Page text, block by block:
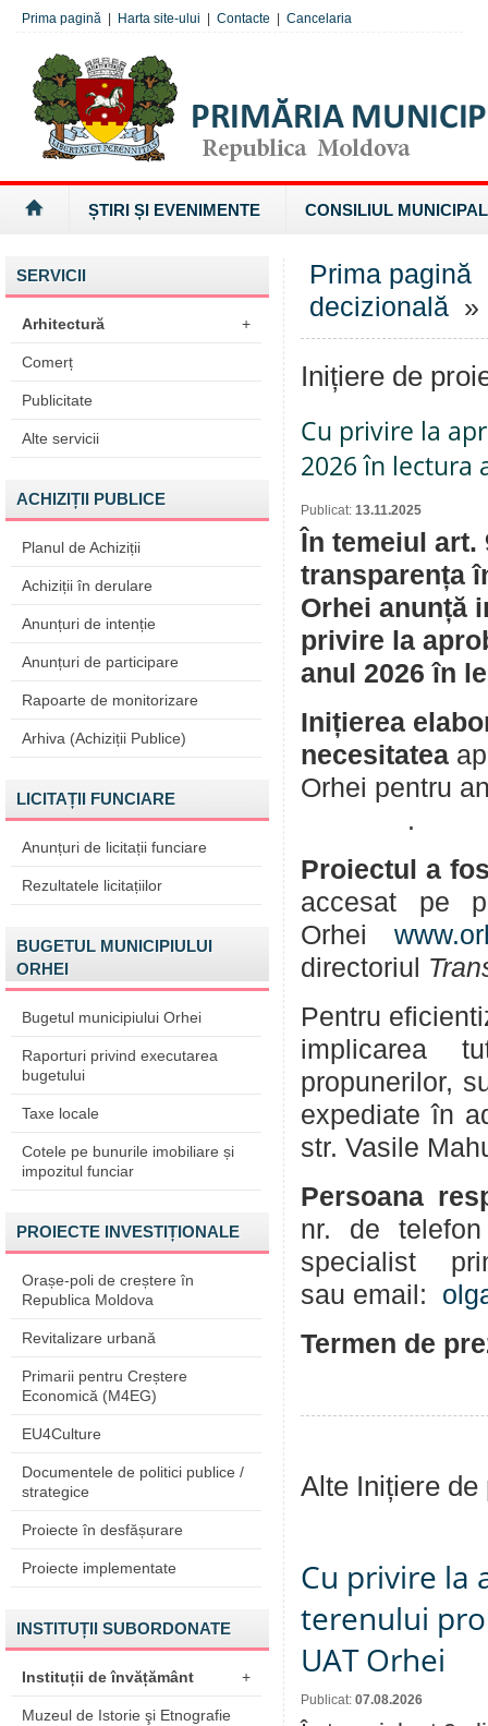
Prima pagină Harta site-ului Contacte Cancelaria
ȘTIRI ȘI EVENIMENTE CONSILIUL MUNICIPAL
SERVICII
Arhitectură +
Comerț
Publicitate
Alte servicii
ACHIZIȚII PUBLICE
Planul de Achiziții
Achiziții în derulare
Anunțuri de intenție
Anunțuri de participare
Rapoarte de monitorizare
Arhiva (Achiziții Publice)
LICITAȚII FUNCIARE
Anunțuri de licitații funciare
Rezultatele licitațiilor
BUGETUL MUNICIPIULUI
ORHEI
Bugetul municipiului Orhei
Raporturi privind executarea
bugetului
Taxe locale
Cotele pe bunurile imobiliare și
impozitul funciar
PROIECTE INVESTIȚIONALE
Orașe-poli de creștere în
Republica Moldova
Revitalizare urbană
Primarii pentru Creștere
Economică (M4EG)
EU4Culture
Documentele de politici publice /
strategice
Proiecte în desfășurare
Proiecte implementate
INSTITUȚII SUBORDONATE
Instituții de învățământ +
Muzeul de Istorie şi Etnografie
Prima pagină
decizională »
Inițiere de
Cu privire la
2026 în lectura
Publicat: 13.11.2025
În temeiul art.
transparența
Orhei anunță
privire la
anul 2026 în
Inițierea
necesitatea
.
Proiectul a
accesat pe
Orhei
directoriul
Pentru
implicarea
propunerilor,
expediate în
str. Vasile
Persoana
nr. de
specialist
sau email:
Termen de
Alte Inițiere de
Cu privire la
terenului
UAT Orhei
Publicat: 07.08.2026